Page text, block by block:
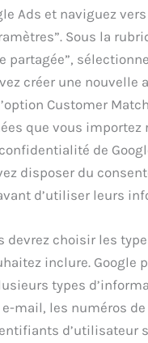
Ads et naviguez
Sous la
partagée”,
créer une nouvelle
Customer
que vous importez
de
disposer du
d’utiliser leurs
devrez choisir les
inclure. Google
types
mail, les numéros
d’utilisateur